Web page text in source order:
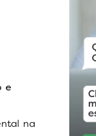
e
na